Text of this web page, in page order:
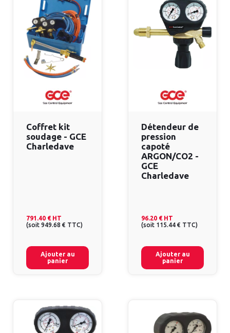
Coffret kit
soudage - GCE
Charledave
791.40 € HT
(soit 949.68 € TTC)
Ajouter au
panier
Détendeur de
pression
capoté
ARGON/CO2 -
GCE
Charledave
96.20 € HT
(soit 115.44 € TTC)
Ajouter au
panier